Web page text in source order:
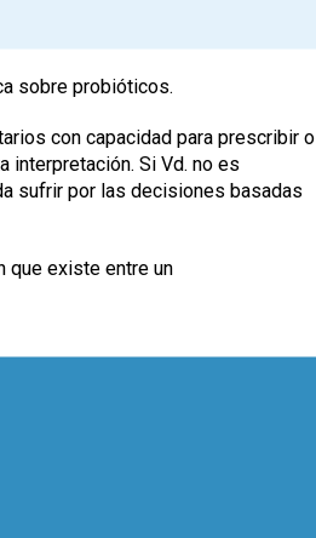
sobre probióticos.
con capacidad para prescribir o
interpretación. Si Vd. no es
sufrir por las decisiones basadas
que existe entre un